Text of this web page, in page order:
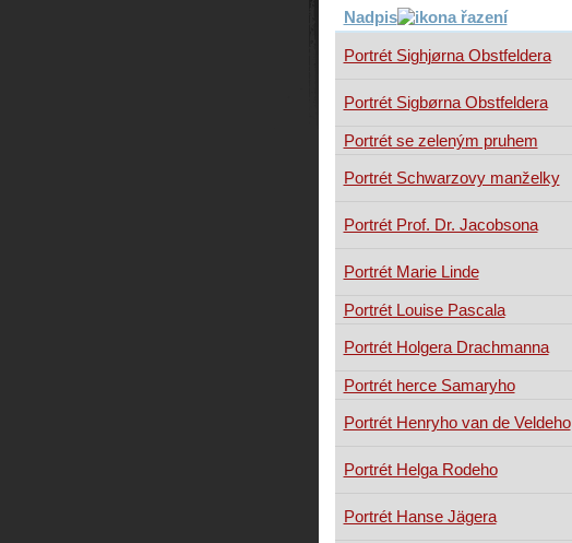
Nadpis
Portrét Sighjørna Obstfeldera
Portrét Sigbørna Obstfeldera
Portrét se zeleným pruhem
Portrét Schwarzovy manželky
Portrét Prof. Dr. Jacobsona
Portrét Marie Linde
Portrét Louise Pascala
Portrét Holgera Drachmanna
Portrét herce Samaryho
Portrét Henryho van de Veldeho
Portrét Helga Rodeho
Portrét Hanse Jägera